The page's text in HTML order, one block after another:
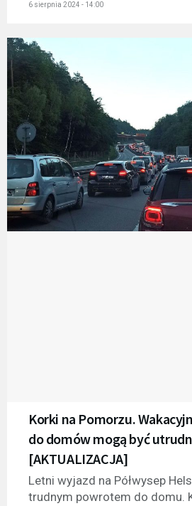
6 sierpnia 2024 - 14:00
Korki na Pomorzu.
do domów mogą być
[AKTUALIZACJA]
Letni wyjazd na Półwysep
trudnym powrotem do domu.